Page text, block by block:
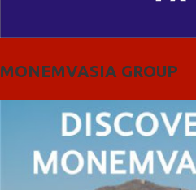
MONEMVASIA GROUP